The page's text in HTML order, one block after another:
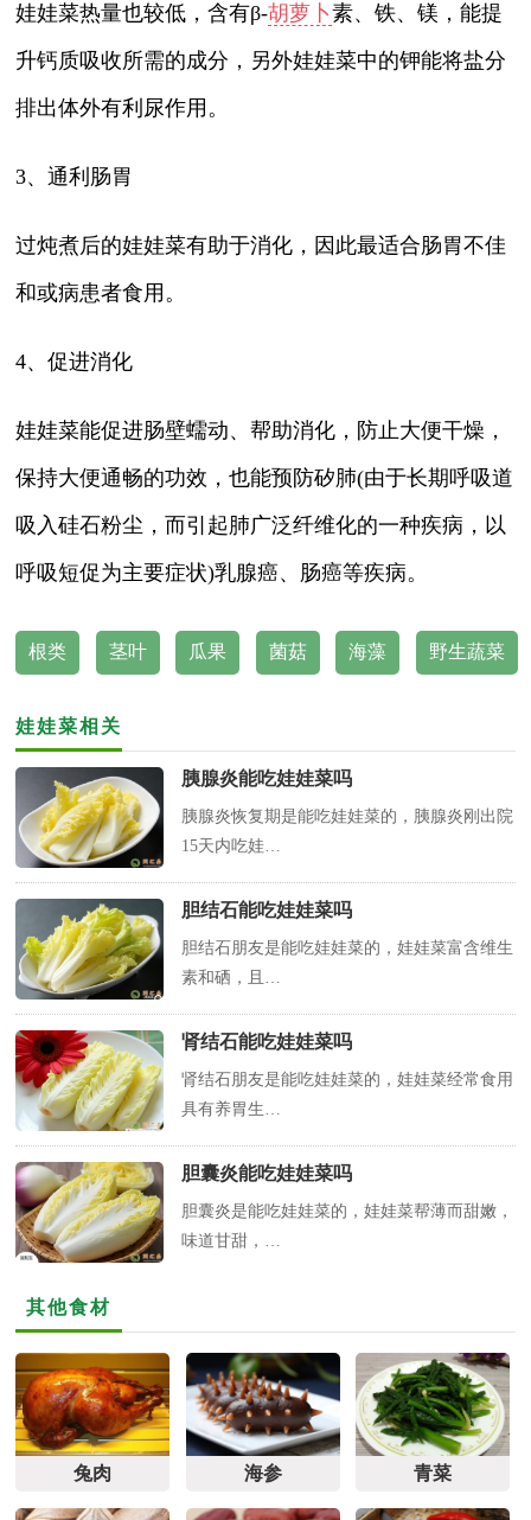
娃娃菜热量也较低，含有β-胡萝卜素、铁、镁，能提
升钙质吸收所需的成分，另外娃娃菜中的钾能将盐分
排出体外有利尿作用。
3、通利肠胃
过炖煮后的娃娃菜有助于消化，因此最适合肠胃不佳
和或病患者食用。
4、促进消化
娃娃菜能促进肠壁蠕动、帮助消化，防止大便干燥，
保持大便通畅的功效，也能预防矽肺(由于长期呼吸道
吸入硅石粉尘，而引起肺广泛纤维化的一种疾病，以
呼吸短促为主要症状)乳腺癌、肠癌等疾病。
根类 茎叶 瓜果 菌菇 海藻 野生蔬菜
娃娃菜相关
胰腺炎能吃娃娃菜吗
胰腺炎恢复期是能吃娃娃菜的，胰腺炎刚出院
15天内吃娃…
胆结石能吃娃娃菜吗
胆结石朋友是能吃娃娃菜的，娃娃菜富含维生
素和硒，且…
肾结石能吃娃娃菜吗
肾结石朋友是能吃娃娃菜的，娃娃菜经常食用
具有养胃生…
胆囊炎能吃娃娃菜吗
胆囊炎是能吃娃娃菜的，娃娃菜帮薄而甜嫩，
味道甘甜，…
其他食材
兔肉 海参 青菜